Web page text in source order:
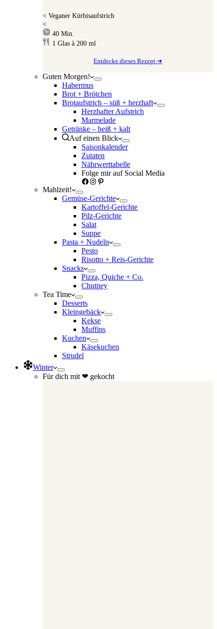
< Veganer Kürbisaufstrich
<
40Minuten
Min.
1 Glas à 200 ml
Entdecke dieses Rezept ➔
Guten Morgen!
Habermus
Brot + Brötchen
Brotaufstrich – süß + herzhaft
Herzhafter Aufstrich
Marmelade
Getränke – heiß + kalt
Auf einen Blick
Saisonkalender
Zutaten
Nährwerttabelle
Folge mir auf Social Media
Facebook
Instagram
Pinterest
Mahlzeit!
Gemüse-Gerichte
Kartoffel-Gerichte
Pilz-Gerichte
Salat
Suppe
Pasta + Nudeln
Pesto
Risotto + Reis-Gerichte
Snacks
Pizza, Quiche + Co.
Chutney
Tea Time
Desserts
Kleingebäck
Kekse
Muffins
Kuchen
Käsekuchen
Strudel
Winter
Für dich mit ❤ gekocht